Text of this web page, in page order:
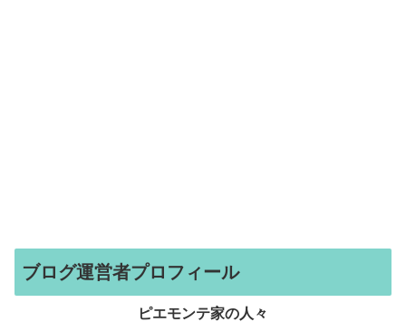
ブログ運営者プロフィール
ピエモンテ家の人々